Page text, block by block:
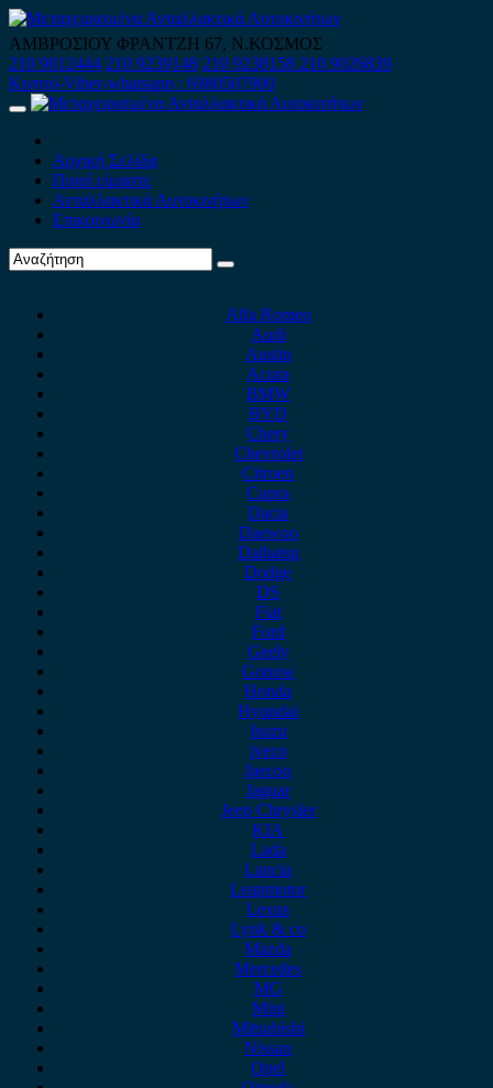
Skip
to
content
ΑΜΒΡΟΣΙΟΥ ΦΡΑΝΤΖΗ 67, Ν.ΚΟΣΜΟΣ
210 9012444 210 9239148 210 9238158 210 9026839
Κινητό-Viber-whatsapp : 6980507900
Primary
Αρχική Σελίδα
Ποιοί είμαστε
Ανταλλακτικά Αυτοκινήτων
Επικοινωνία
Alfa Romeo
Audi
Austin
Acura
BMW
BYD
Chery
Chevrolet
Citroen
Cupra
Dacia
Daewoo
Daihatsu
Dodge
DS
Fiat
Ford
Geely
Gonow
Honda
Hyundai
Isuzu
iveco
Jaecoo
Jaguar
Jeep Chrysler
KIA
Lada
Lancia
Leapmotor
Lexus
Lynk & co
Mazda
Mercedes
MG
Mini
Mitsubishi
Nissan
Opel